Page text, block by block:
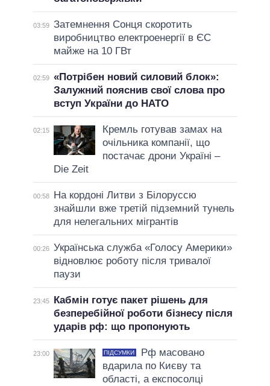
03:59 Затемнення Сонця скоротить
виробництво електроенергії в ЄС
майже на 10 ГВт
02:59 «Потрібен новий силовий блок»:
Залужний пояснив свої слова про
вступ України до НАТО
02:15
Кремль готував замах на
очільника компанії, що
постачає дрони Україні –
Die Zeit
00:58
На кордоні Литви з Білоруссю
знайшли вже третій підземний тунель
для нелегальних мігрантів
00:26 Українська служба «Голосу Америки»
відновлює роботу після тривалої
паузи
23:45
Кабмін готує пакет рішень для
безперебійної роботи бізнесу після
ударів рф: що пропонують
23:00 ПІДСУМКИ
Рф масовано
вдарила по Києву та
області, а експосолці